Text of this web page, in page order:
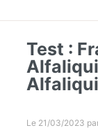
Test :
Le 21/03/2023